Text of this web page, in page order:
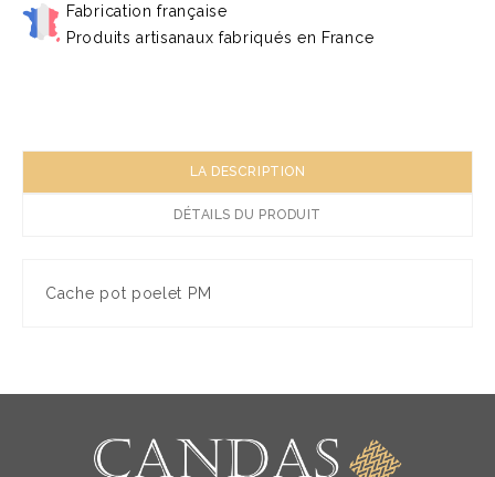
Fabrication française
Produits artisanaux fabriqués en France
LA DESCRIPTION
DÉTAILS DU PRODUIT
Cache pot poelet PM